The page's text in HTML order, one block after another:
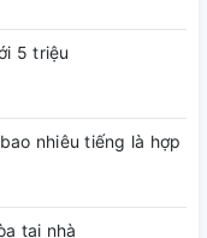
5 triệu
nhiêu tiếng là hợp
tại nhà